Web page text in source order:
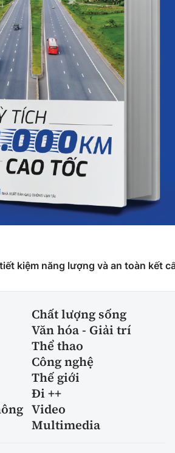
kiệm năng lượng và an toàn kết
Chất lượng sống
Văn hóa - Giải trí
Thể thao
Công nghệ
Thế giới
Đi ++
Video
Multimedia